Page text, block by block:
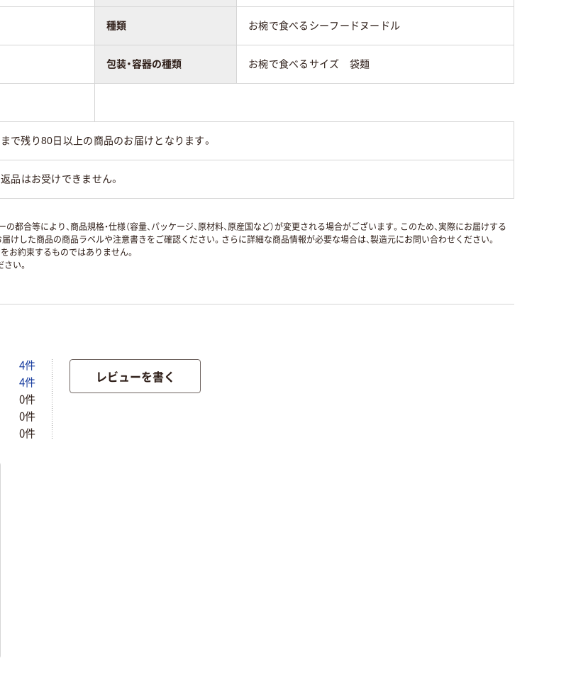
種類 お椀で食べるシーフードヌードル
包装・容器の種類 お椀で食べるサイズ 袋麺
で残り80日以上の商品のお届けとなります。
品はお受けできません。
合等により、商品規格・仕様（容量、パッケージ、原材料、原産国など）が変更される場合がございます。このため、実際にお届けする
した商品の商品ラベルや注意書きをご確認ください。さらに詳細な商品情報が必要な場合は、製造元にお問い合わせください。
お約束するものではありません。
い。
4件
4件
0件
0件
0件
レビューを書く